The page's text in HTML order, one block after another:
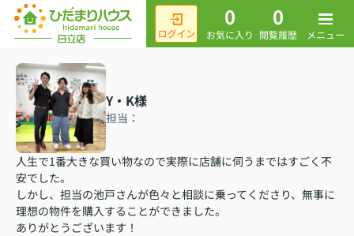
0
お気に入り
0
閲覧履歴 メニュー
Y・K様
担当：
人生で1番大きな買い物なので実際に店舗に伺うまではすごく不
安でした。
しかし、担当の池戸さんが色々と相談に乗ってくださり、無事に
理想の物件を購入することができました。
ありがとうございます！